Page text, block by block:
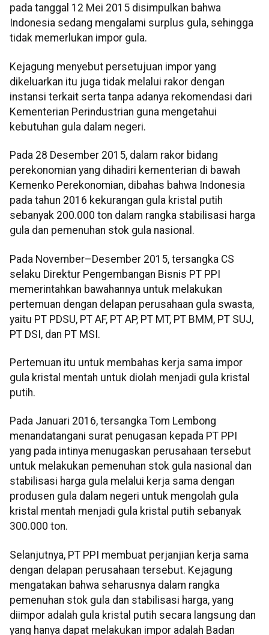
pada tanggal 12 Mei 2015 disimpulkan bahwa
Indonesia sedang mengalami surplus gula, sehingga
tidak memerlukan impor gula.
Kejagung menyebut persetujuan impor yang
dikeluarkan itu juga tidak melalui rakor dengan
instansi terkait serta tanpa adanya rekomendasi dari
Kementerian Perindustrian guna mengetahui
kebutuhan gula dalam negeri.
Pada 28 Desember 2015, dalam rakor bidang
perekonomian yang dihadiri kementerian di bawah
Kemenko Perekonomian, dibahas bahwa Indonesia
pada tahun 2016 kekurangan gula kristal putih
sebanyak 200.000 ton dalam rangka stabilisasi harga
gula dan pemenuhan stok gula nasional.
Pada November–Desember 2015, tersangka CS
selaku Direktur Pengembangan Bisnis PT PPI
memerintahkan bawahannya untuk melakukan
pertemuan dengan delapan perusahaan gula swasta,
yaitu PT PDSU, PT AF, PT AP, PT MT, PT BMM, PT SUJ,
PT DSI, dan PT MSI.
Pertemuan itu untuk membahas kerja sama impor
gula kristal mentah untuk diolah menjadi gula kristal
putih.
Pada Januari 2016, tersangka Tom Lembong
menandatangani surat penugasan kepada PT PPI
yang pada intinya menugaskan perusahaan tersebut
untuk melakukan pemenuhan stok gula nasional dan
stabilisasi harga gula melalui kerja sama dengan
produsen gula dalam negeri untuk mengolah gula
kristal mentah menjadi gula kristal putih sebanyak
300.000 ton.
Selanjutnya, PT PPI membuat perjanjian kerja sama
dengan delapan perusahaan tersebut. Kejagung
mengatakan bahwa seharusnya dalam rangka
pemenuhan stok gula dan stabilisasi harga, yang
diimpor adalah gula kristal putih secara langsung dan
yang hanya dapat melakukan impor adalah Badan